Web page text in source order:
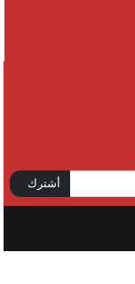
أشترك